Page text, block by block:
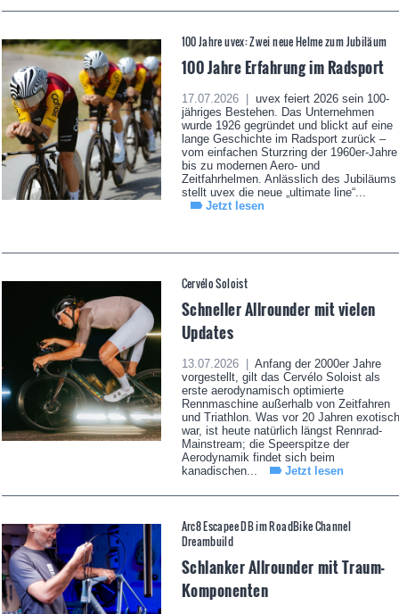
100 Jahre uvex: Zwei neue Helme zum Jubiläum
100 Jahre Erfahrung im Radsport
17.07.2026 |
uvex feiert 2026 sein 100-
jähriges Bestehen. Das Unternehmen
wurde 1926 gegründet und blickt auf eine
lange Geschichte im Radsport zurück –
vom einfachen Sturzring der 1960er-Jahre
bis zu modernen Aero- und
Zeitfahrhelmen. Anlässlich des Jubiläums
stellt uvex die neue „ultimate line“...
Jetzt lesen
Cervélo Soloist
Schneller Allrounder mit vielen
Updates
13.07.2026 |
Anfang der 2000er Jahre
vorgestellt, gilt das Cervélo Soloist als
erste aerodynamisch optimierte
Rennmaschine außerhalb von Zeitfahren
und Triathlon. Was vor 20 Jahren exotisch
war, ist heute natürlich längst Rennrad-
Mainstream; die Speerspitze der
Aerodynamik findet sich beim
kanadischen...
Jetzt lesen
Arc8 Escapee DB im RoadBike Channel
Dreambuild
Schlanker Allrounder mit Traum-
Komponenten